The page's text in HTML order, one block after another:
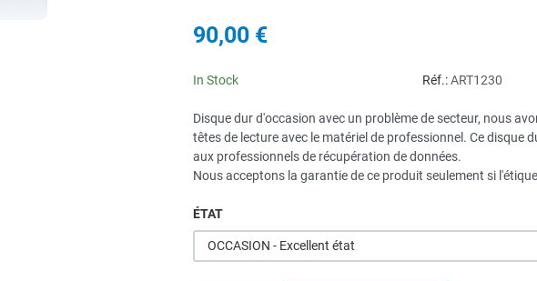
90,00 €
In Stock Réf.:ART1230
Disque dur d'occasion avec un problème de secteur, nous
têtes de lecture avec le matériel de professionnel. Ce disque
aux professionnels de récupération de données.
Nous acceptons la garantie de ce produit seulement si
ÉTAT
OCCASION - Excellent état